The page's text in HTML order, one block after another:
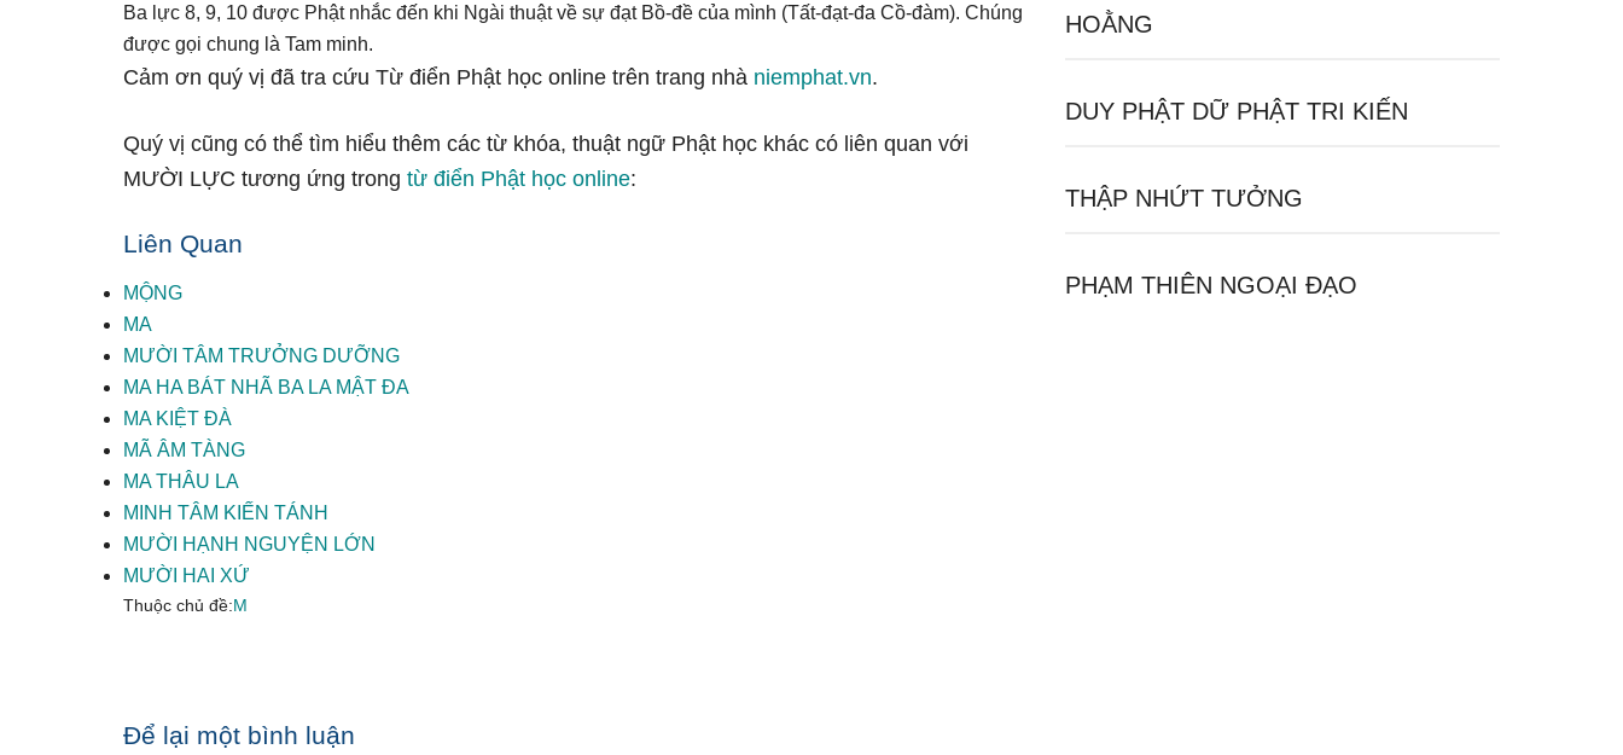
Ba lực 8, 9, 10 được Phật nhắc đến khi Ngài thuật về sự đạt Bồ-đề của mình (Tất-đạt-đa Cồ-đàm). Chúng
được gọi chung là Tam minh.
Cảm ơn quý vị đã tra cứu Từ điển Phật học online trên trang nhà niemphat.vn.
Quý vị cũng có thể tìm hiểu thêm các từ khóa, thuật ngữ Phật học khác có liên quan với
MƯỜI LỰC tương ứng trong từ điển Phật học online:
Liên Quan
MỘNG
MA
MƯỜI TÂM TRƯỞNG DƯỠNG
MA HA BÁT NHÃ BA LA MẬT ĐA
MA KIỆT ĐÀ
MÃ ÂM TÀNG
MA THÂU LA
MINH TÂM KIẾN TÁNH
MƯỜI HẠNH NGUYỆN LỚN
MƯỜI HAI XỨ
Thuộc chủ đề:M
Reader
Để lại một bình luận
HOẰNG
DUY PHẬT DỮ PHẬT TRI KIẾN
THẬP NHỨT TƯỞNG
PHẠM THIÊN NGOẠI ĐẠO